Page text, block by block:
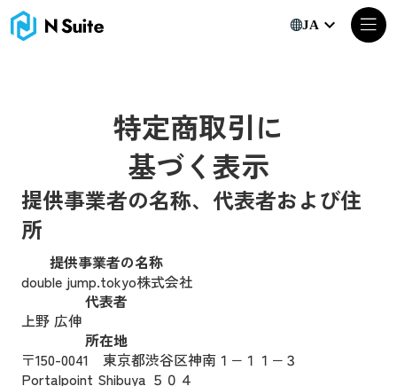
特定商取引に基づく表示｜N Suite｜Web3ビジネスのための
特定商取引に
基づく表示
提供事業者の名称、代表者および住
所
提供事業者の名称
double jump.tokyo株式会社
代表者
上野 広伸
所在地
〒150-0041 東京都渋谷区神南１−１１−３
Portalpoint Shibuya ５０４
JA keyboard_arrow_down